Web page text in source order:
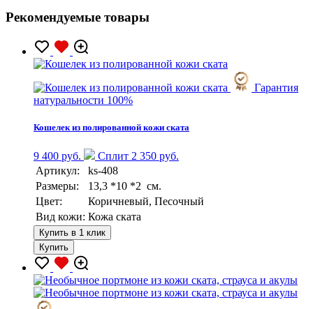
Рекомендуемые товары
Гарантия
натуральности 100%
Кошелек из полированной кожи ската
9 400 руб.
Сплит 2 350 руб.
Артикул:
ks-408
Размеры:
13,3 *10 *2 см.
Цвет:
Коричневый, Песочный
Вид кожи: Кожа ската
Купить в 1 клик
Купить